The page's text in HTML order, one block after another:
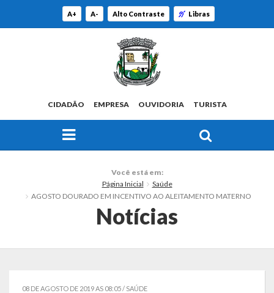
A+ A- Alto Contraste Libras
CIDADÃO EMPRESA OUVIDORIA TURISTA
Histórico
Você está em:
Página Inicial
Saúde
AGOSTO DOURADO EM INCENTIVO AO ALEITAMENTO MATERNO
Notícias
08 DE AGOSTO DE 2019 AS 08:05 / SAÚDE